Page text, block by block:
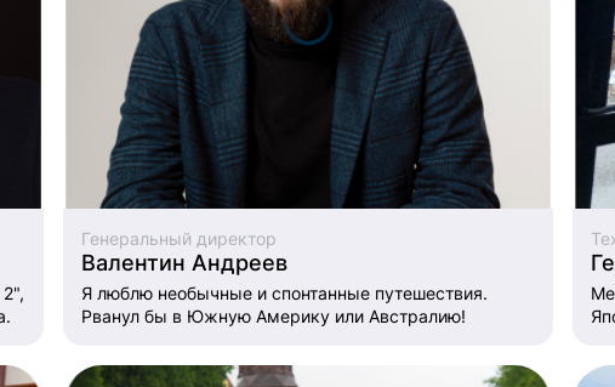
Генеральный директор
Валентин Андреев
Я люблю необычные и спонтанные путешествия.
Рванул бы в Южную Америку или Австралию!